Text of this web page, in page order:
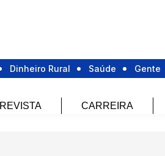
Dinheiro Rural Saúde Gente
REVISTA CARREIRA